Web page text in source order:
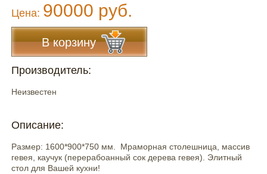
Цена: 90000 руб.
В корзину
Производитель:
Неизвестен
Описание:
Размер: 1600*900*750 мм. Мраморная столешница, массив
гевея, каучук (перерабоанный сок дерева гевея). Элитный
стол для Вашей кухни!